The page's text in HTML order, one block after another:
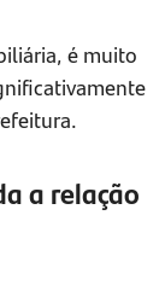
é muito
a relação